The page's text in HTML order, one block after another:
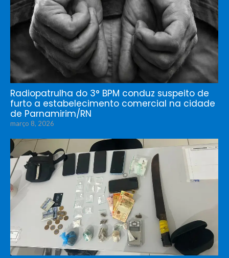
Radiopatrulha do 3° BPM conduz suspeito de
furto a estabelecimento comercial na cidade
de Parnamirim/RN
março 8, 2026